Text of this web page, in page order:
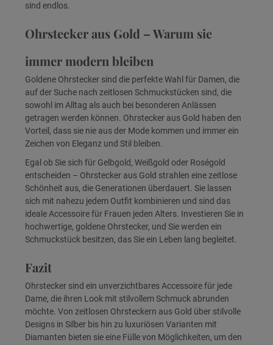
sind endlos.
Ohrstecker aus Gold – Warum sie
immer modern bleiben
Goldene Ohrstecker sind die perfekte Wahl für Damen, die
auf der Suche nach zeitlosen Schmuckstücken sind, die
sowohl im Alltag als auch bei besonderen Anlässen
getragen werden können. Ohrstecker aus Gold haben den
Vorteil, dass sie nie aus der Mode kommen und immer ein
Zeichen von Eleganz und Stil bleiben.
Egal ob Sie sich für Gelbgold, Weißgold oder Roségold
entscheiden – Ohrstecker aus Gold strahlen eine zeitlose
Schönheit aus, die Generationen überdauert. Sie lassen
sich mit nahezu jedem Outfit kombinieren und sind das
ideale Accessoire für Frauen jeden Alters. Investieren Sie in
hochwertige, goldene Ohrstecker, und Sie werden ein
Schmuckstück besitzen, das Sie ein Leben lang begleitet.
Fazit
Ohrstecker sind ein unverzichtbares Accessoire für jede
Dame, die ihren Look mit stilvollem Schmuck abrunden
möchte. Von zeitlosen Ohrsteckern aus Gold über stilvolle
Designs in Silber bis hin zu luxuriösen Varianten mit
Diamanten bieten sie eine Fülle von Möglichkeiten, um den